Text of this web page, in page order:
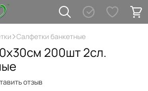
Салфетки банкетные
200шт 2сл.
отзыв